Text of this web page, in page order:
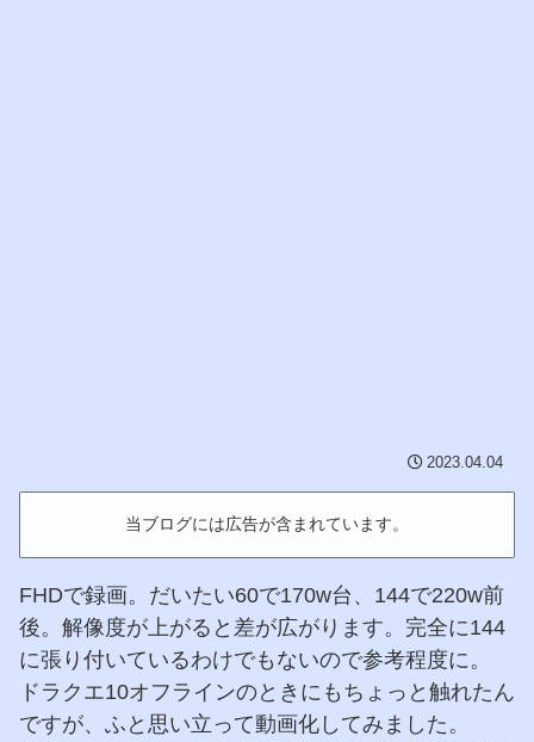
2023.04.04
当ブログには広告が含まれています。
FHDで録画。だいたい60で170w台、144で220w前
後。解像度が上がると差が広がります。完全に144
に張り付いているわけでもないので参考程度に。
ドラクエ10オフラインのときにもちょっと触れたん
ですが、ふと思い立って動画化してみました。